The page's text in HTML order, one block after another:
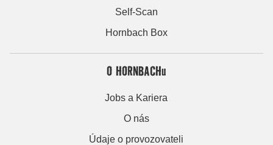
Self-Scan
Hornbach Box
O HORNBACHu
Jobs a Kariera
O nás
Údaje o provozovateli